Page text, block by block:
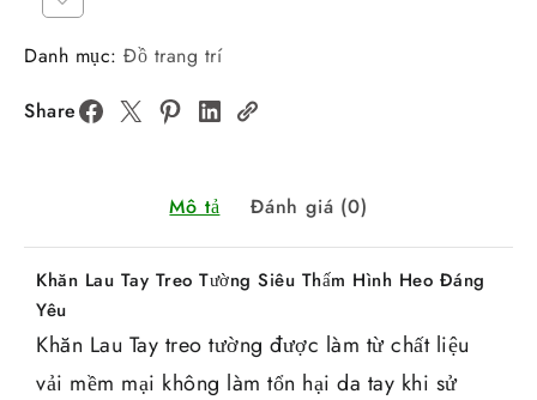
Danh mục: Đồ trang trí
Share
Mô tả Đánh giá (0)
Khăn Lau Tay Treo Tường Siêu Thấm Hình Heo Đáng
Yêu
Khăn Lau Tay treo tường được làm từ chất liệu
vải mềm mại không làm tổn hại da tay khi sử